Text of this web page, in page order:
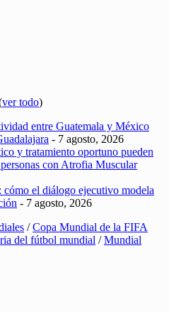
ver todo)
entre Guatemala y México
- 7 agosto, 2026
y tratamiento oportuno pueden
con Atrofia Muscular
el diálogo ejecutivo modela
- 7 agosto, 2026
/Copa Mundial de la FIFA
del fútbol mundial /Mundial